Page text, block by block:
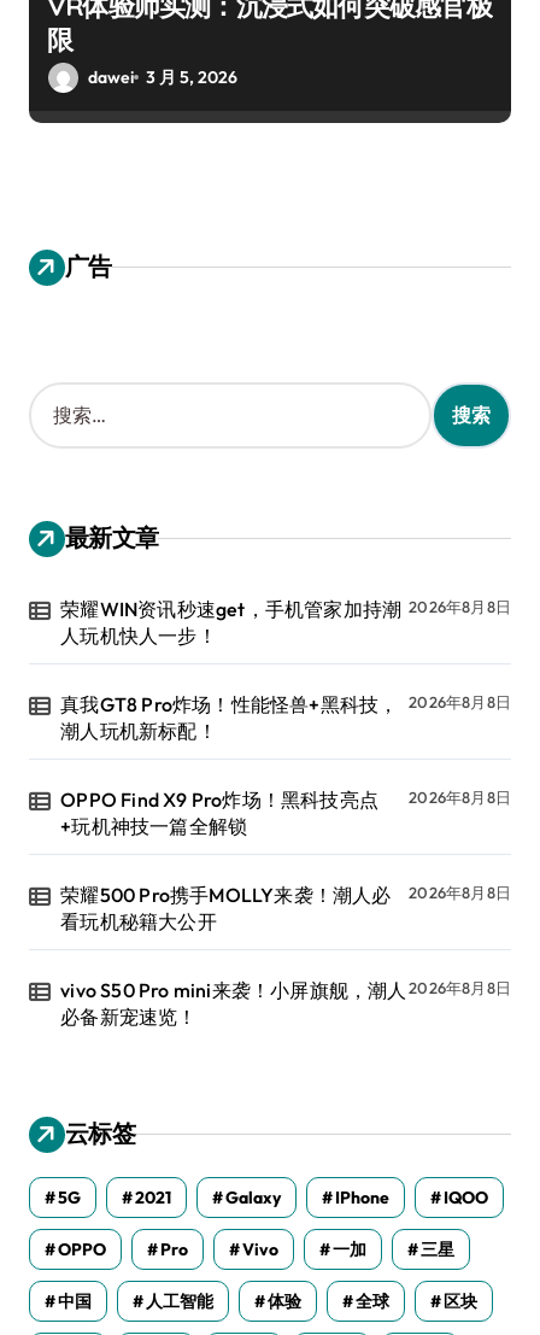
限
dawei 3 月 5, 2026
广告
搜
索
：
最新文章
荣耀WIN资讯秒速get，手机管家加持潮
人玩机快人一步！
2026年8月8日
真我GT8 Pro炸场！性能怪兽+黑科技，
潮人玩机新标配！
2026年8月8日
OPPO Find X9 Pro炸场！黑科技亮点
+玩机神技一篇全解锁
2026年8月8日
荣耀500 Pro携手MOLLY来袭！潮人必
看玩机秘籍大公开
2026年8月8日
vivo S50 Pro mini来袭！小屏旗舰，潮人
必备新宠速览！
2026年8月8日
云标签
5G 2021 Galaxy IPhone IQOO
OPPO Pro Vivo 一加 三星
中国 人工智能 体验 全球 区块